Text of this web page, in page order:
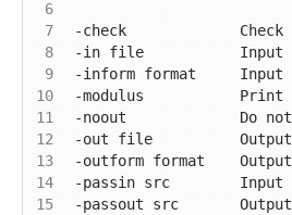
6
7
8
9
10
11
12
13
14
15